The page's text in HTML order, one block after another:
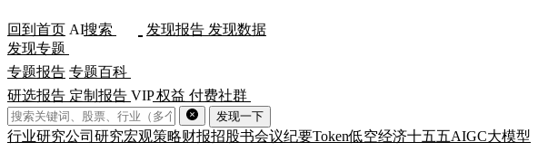
回到首页 AI搜索 发现报告 发现数据
发现专题
专题报告 专题百科
研选报告 定制报告 VIP权益 付费社群
发现一下
行业研究公司研究宏观策略财报招股书会议纪要Token低空经济十五五AIGC大模型